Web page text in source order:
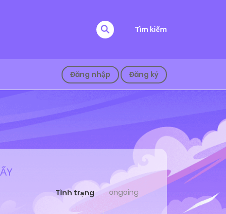
Tìm kiếm
Đăng nhập Đăng ký
Tình trạng ongoing